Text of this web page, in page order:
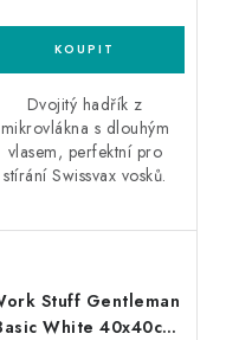
Dvojitý hadřík z
mikrovlákna s dlouhým
vlasem, perfektní pro
stírání Swissvax vosků.
Stuff Gentleman
White 40x40cm